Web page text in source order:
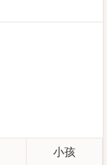
小孩